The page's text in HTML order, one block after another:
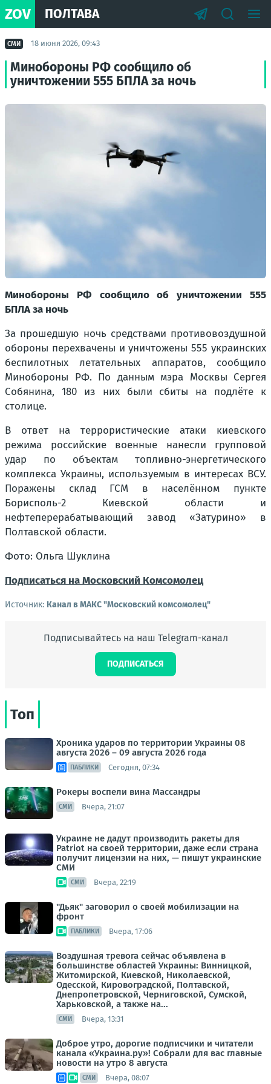
ZOV ПОЛТАВА
СМИ 18 июня 2026, 09:43
Минобороны РФ сообщило об
уничтожении 555 БПЛА за ночь
Минобороны РФ сообщило об уничтожении 555
БПЛА за ночь
За прошедшую ночь средствами противовоздушной
обороны перехвачены и уничтожены 555 украинских
беспилотных летательных аппаратов, сообщило
Минобороны РФ. По данным мэра Москвы Сергея
Собянина, 180 из них были сбиты на подлёте к
столице.
В ответ на террористические атаки киевского
режима российские военные нанесли групповой
удар по объектам топливно-энергетического
комплекса Украины, используемым в интересах ВСУ.
Поражены склад ГСМ в населённом пункте
Борисполь-2 Киевской области и
нефтеперерабатывающий завод «Затурино» в
Полтавской области.
Фото: Ольга Шуклина
Подписаться на Московский Комсомолец
Источник: Канал в МАКС "Московский комсомолец"
Подписывайтесь на наш Telegram-канал
ПОДПИСАТЬСЯ
Топ
Хроника ударов по территории Украины 08
августа 2026 – 09 августа 2026 года
ПАБЛИКИ Сегодня, 07:34
Рокеры воспели вина Массандры
СМИ Вчера, 21:07
Украине не дадут производить ракеты для
Patriot на своей территории, даже если страна
получит лицензии на них, — пишут украинские
СМИ
СМИ Вчера, 22:19
"Дьяк" заговорил о своей мобилизации на
фронт
ПАБЛИКИ Вчера, 17:06
Воздушная тревога сейчас объявлена в
большинстве областей Украины: Винницкой,
Житомирской, Киевской, Николаевской,
Одесской, Кировоградской, Полтавской,
Днепропетровской, Черниговской, Сумской,
Харьковской, а также на...
СМИ Вчера, 13:31
Доброе утро, дорогие подписчики и читатели
канала «Украина.ру»! Собрали для вас главные
новости на утро 8 августа
СМИ Вчера, 08:07